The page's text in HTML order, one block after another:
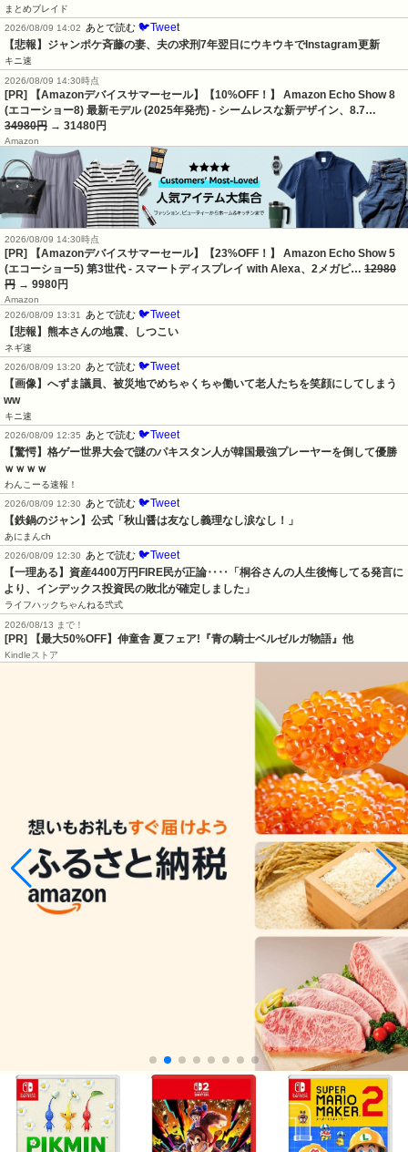
まとめブレイド
2026/08/09 14:02
あとで読む 🐦Tweet
【悲報】ジャンポケ斉藤の妻、夫の求刑7年翌日にウキウキでInstagram更新
キニ速
2026/08/09 14:30時点
[PR] 【Amazonデバイスサマーセール】【10%OFF！】 Amazon Echo Show 8
(エコーショー8) 最新モデル (2025年発売) - シームレスな新デザイン、8.7…
34980円 → 31480円
Amazon
2026/08/09 14:30時点
[PR] 【Amazonデバイスサマーセール】【23%OFF！】 Amazon Echo Show 5
(エコーショー5) 第3世代 - スマートディスプレイ with Alexa、2メガピ… 12980
円 → 9980円
Amazon
2026/08/09 13:31 あとで読む 🐦Tweet
【悲報】熊本さんの地震、しつこい
ネギ速
2026/08/09 13:20 あとで読む 🐦Tweet
【画像】へずま議員、被災地でめちゃくちゃ働いて老人たちを笑顔にしてしまう
ww
キニ速
2026/08/09 12:35 あとで読む 🐦Tweet
【驚愕】格ゲー世界大会で謎のパキスタン人が韓国最強プレーヤーを倒して優勝
ｗｗｗｗ
わんこーる速報！
2026/08/09 12:30 あとで読む 🐦Tweet
【鉄鍋のジャン】公式「秋山醤は友なし義理なし涙なし！」
あにまんch
2026/08/09 12:30 あとで読む 🐦Tweet
【一理ある】資産4400万円FIRE民が正論‥‥「桐谷さんの人生後悔してる発言に
より、インデックス投資民の敗北が確定しました」
ライフハックちゃんねる弐式
2026/08/13 まで！
[PR] 【最大50%OFF】伸童舎 夏フェア!『青の騎士ベルゼルガ物語』他
Kindleストア